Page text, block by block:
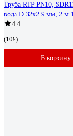
Труба RTP PN10,
вода D 32х2.9 мм, 2 м
4.4
(109)
В корзину